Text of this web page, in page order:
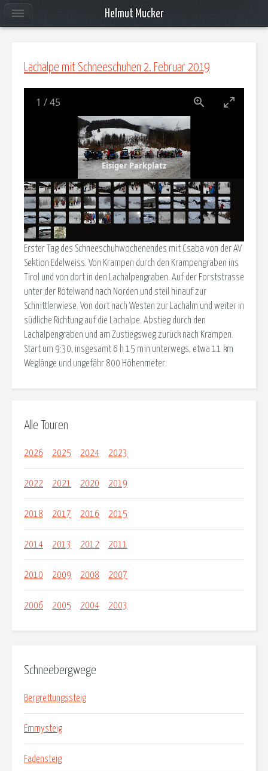
Lachalpe mit Schneeschuhen 2. Februar 2019
Eisiger Parkplatz
1 /45
Erster Tag des Schneeschuhwochenendes mit Csaba von der AV
Sektion Edelweiss. Von Krampen durch den Krampengraben ins
Tirol und von dort in den Lachalpengraben. Auf der Forststrasse
unter der Rötelwand nach Norden und steil hinauf zur
Schnittlerwiese. Von dort nach Westen zur Lachalm und weiter in
südliche Richtung auf die Lachalpe. Abstieg durch den
Lachalpengraben und am Zustiegsweg zurück nach Krampen.
Start um 9:30, insgesamt 6 h 15 min unterwegs, etwa 11 km
Weglänge und ungefähr 800 Höhenmeter.
Alle Touren
2026 2025 2024 2023
2022 2021 2020 2019
2018 2017 2016 2015
2014 2013 2012 2011
2010 2009 2008 2007
2006 2005 2004 2003
Schneebergwege
Bergrettungssteig
Emmysteig
Fadensteig
Helmut Mucker